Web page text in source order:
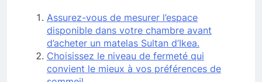
Assurez-vous de mesurer l’espace
disponible dans votre chambre avant
d’acheter un matelas Sultan d’Ikea.
Choisissez le niveau de fermeté qui
convient le mieux à vos préférences de